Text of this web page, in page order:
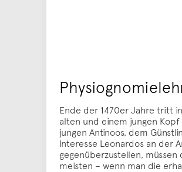
Ende der 1470er Jahre tritt
alten und einem jungen
jungen Antinoos, dem
Interesse Leonardos an der
gegenüberzustellen,
meisten – wenn man die